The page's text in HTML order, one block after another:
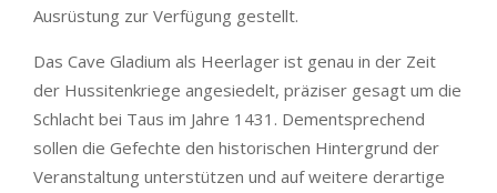
Ausrüstung zur Verfügung gestellt.
Das Cave Gladium als Heerlager ist genau in der Zeit
der Hussitenkriege angesiedelt, präziser gesagt um die
Schlacht bei Taus im Jahre 1431. Dementsprechend
sollen die Gefechte den historischen Hintergrund der
Veranstaltung unterstützen und auf weitere derartige